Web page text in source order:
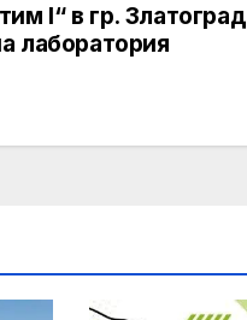
I“ в гр. Златоград
лаборатория